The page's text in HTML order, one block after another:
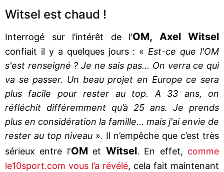
Witsel est chaud !
Interrogé sur l’intérêt de l'OM, Axel Witsel
confiait il y a quelques jours : « Est-ce que l'OM
s'est renseigné ? Je ne sais pas... On verra ce qui
va se passer. Un beau projet en Europe ce sera
plus facile pour rester au top. A 33 ans, on
réfléchit différemment qu’à 25 ans. Je prends
plus en considération la famille... mais j'ai envie de
rester au top niveau ». Il n’empêche que c’est très
sérieux entre l'OM et Witsel. En effet, comme
le10sport.com vous l’a révélé, cela fait maintenant